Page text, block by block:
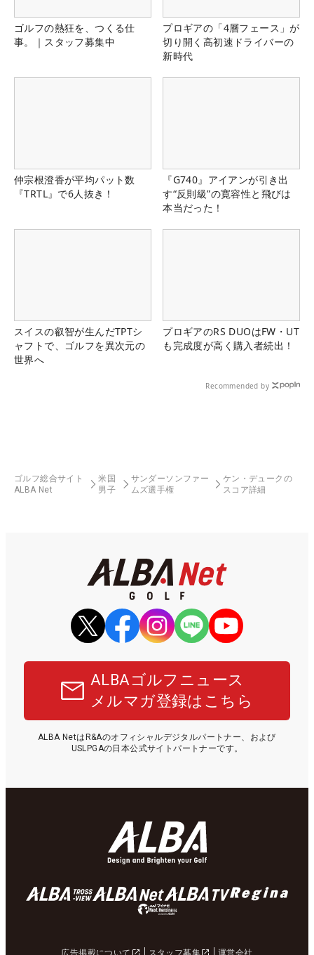
ゴルフの熱狂を、つくる仕
事。｜スタッフ募集中
プロギアの「4層フェース」が
切り開く高初速ドライバーの
新時代
仲宗根澄香が平均パット数
『TRTL』で6人抜き！
『G740』アイアンが引き出
す“反則級”の寛容性と飛びは
本当だった！
スイスの叡智が生んだTPTシ
ャフトで、ゴルフを異次元の
世界へ
プロギアのRS DUOはFW・UT
も完成度が高く購入者続出！
Recommended by
ゴルフ総合サイト
ALBA Net
米国
男子
サンダーソンファー
ムズ選手権
ケン・デュークの
スコア詳細
ALBAゴルフニュース
メルマガ登録はこちら
ALBA NetはR&Aのオフィシャルデジタルパートナー、および
USLPGAの日本公式サイトパートナーです。
広告掲載について スタッフ募集 運営会社